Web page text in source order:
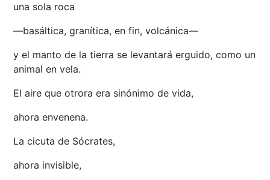
una sola roca
—basáltica, granítica, en fin, volcánica—
y el manto de la tierra se levantará erguido, como un
animal en vela.
El aire que otrora era sinónimo de vida,
ahora envenena.
La cicuta de Sócrates,
ahora invisible,